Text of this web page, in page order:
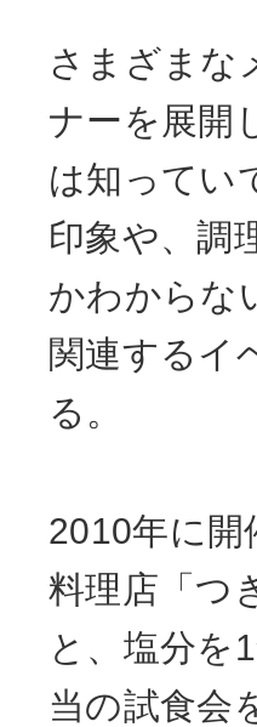
さまざまな
ナーを展開
は知ってい
印象や、調
かわからな
関連するイ
る。
2010年に
料理店「つ
と、塩分を
当の試食会